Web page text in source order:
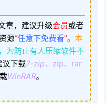
章，建议升级会员或者
源“任意下免费看”。 本
为防止有人压缩软件不
议下载7-zip ，zip、rar
WinRAR。